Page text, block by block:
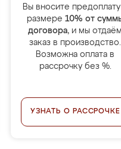
Вы вносите
размере 10% от
договора, и мы отдаём
заказ в производство.
Возможна оплата в
рассрочку без %.
УЗНАТЬ О РАССРОЧКЕ